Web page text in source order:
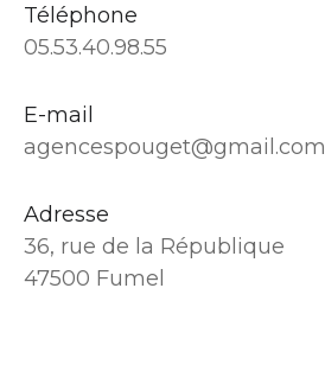
Téléphone
05.53.40.98.55
E-mail
agencespouget@gmail.com
Adresse
36, rue de la République
47500 Fumel